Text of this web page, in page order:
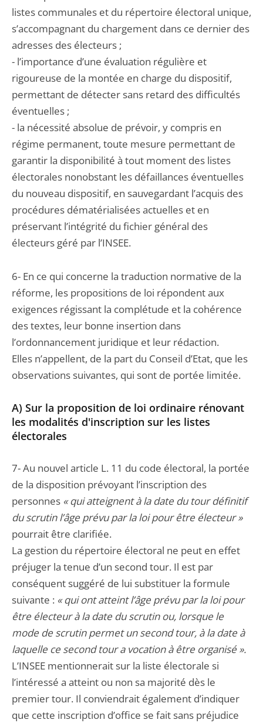
listes communales et du répertoire électoral unique,
s’accompagnant du chargement dans ce dernier des
adresses des électeurs ;
- l’importance d’une évaluation régulière et
rigoureuse de la montée en charge du dispositif,
permettant de détecter sans retard des difficultés
éventuelles ;
- la nécessité absolue de prévoir, y compris en
régime permanent, toute mesure permettant de
garantir la disponibilité à tout moment des listes
électorales nonobstant les défaillances éventuelles
du nouveau dispositif, en sauvegardant l’acquis des
procédures dématérialisées actuelles et en
préservant l’intégrité du fichier général des
électeurs géré par l’INSEE.
6- En ce qui concerne la traduction normative de la
réforme, les propositions de loi répondent aux
exigences régissant la complétude et la cohérence
des textes, leur bonne insertion dans
l’ordonnancement juridique et leur rédaction.
Elles n’appellent, de la part du Conseil d’Etat, que les
observations suivantes, qui sont de portée limitée.
A) Sur la proposition de loi ordinaire rénovant
les modalités d'inscription sur les listes
électorales
7- Au nouvel article L. 11 du code électoral, la portée
de la disposition prévoyant l’inscription des
personnes « qui atteignent à la date du tour définitif
du scrutin l’âge prévu par la loi pour être électeur »
pourrait être clarifiée.
La gestion du répertoire électoral ne peut en effet
préjuger la tenue d’un second tour. Il est par
conséquent suggéré de lui substituer la formule
suivante : « qui ont atteint l’âge prévu par la loi pour
être électeur à la date du scrutin ou, lorsque le
mode de scrutin permet un second tour, à la date à
laquelle ce second tour a vocation à être organisé ».
L’INSEE mentionnerait sur la liste électorale si
l’intéressé a atteint ou non sa majorité dès le
premier tour. Il conviendrait également d’indiquer
que cette inscription d’office se fait sans préjudice